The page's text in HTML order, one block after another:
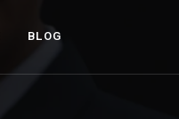
BLOG